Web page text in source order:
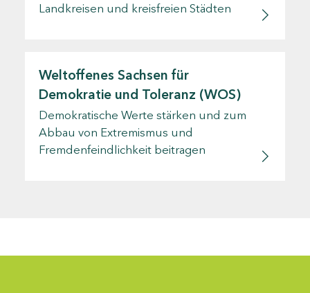
Landkreisen und kreisfreien Städten
Weltoffenes Sachsen für
Demokratie und Toleranz (WOS)
Demokratische Werte stärken und zum
Abbau von Extremismus und
Fremdenfeindlichkeit beitragen